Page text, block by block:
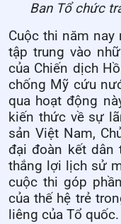
Ban Tổ chức
Cuộc thi năm nay
tập trung vào
của Chiến dịch
chống Mỹ cứu
qua hoạt động
kiến thức về sự
sản Việt Nam,
đại đoàn kết dân
thắng lợi lịch sử
cuộc thi góp
của thế hệ trẻ
liêng của Tổ quốc.